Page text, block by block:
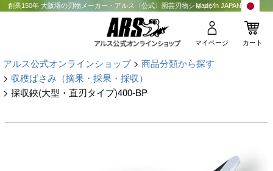
創業150年 大阪堺の刃物メーカー・アルス〈公式〉園芸刃物ショップMade in JAPAN
マイページ カート
アルス公式オンラインショップ
商品分類から探す
収穫ばさみ（摘果・採果・採収）
採収鋏(大型・直刃タイプ)400-BP